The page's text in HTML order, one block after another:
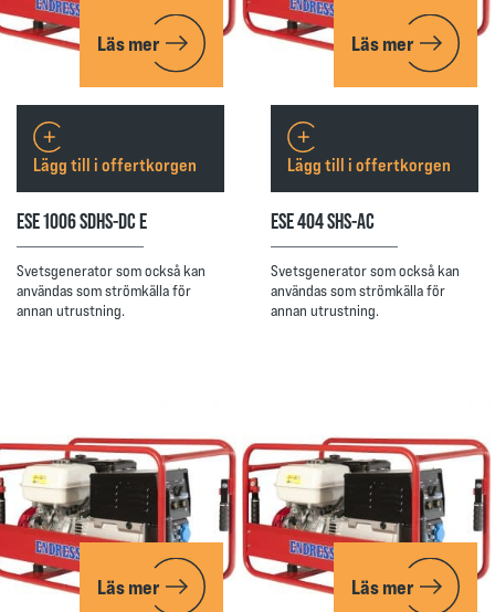
Läs mer
ESE 1006 SDHS-DC E
Svetsgenerator som också kan
användas som strömkälla för
annan utrustning.
Lägg till i offertkorgen
Läs mer
ESE 404 SHS-AC
Svetsgenerator som också kan
användas som strömkälla för
annan utrustning.
Lägg till i offertkorgen
Läs mer Läs mer